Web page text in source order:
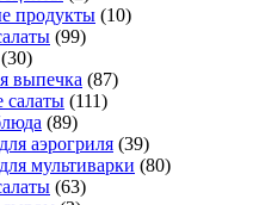
продукты (10)
(99)
(30)
выпечка (87)
(111)
(89)
аэрогриля (39)
мультиварки (80)
(63)